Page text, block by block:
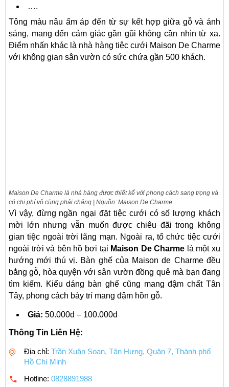
….
Tông màu nâu ấm áp đến từ sự kết hợp giữa gỗ và ánh
sáng, mang đến cảm giác gần gũi không cần nhìn từ xa.
Điểm nhấn khác là nhà hàng tiệc cưới Maison De Charme
với không gian sân vườn có sức chứa gần 500 khách.
Maison De Charme là nhà hàng được thiết kế với phong cách sang trọng và
có chi phí vô cùng phải chăng | Nguồn: Maison De Charme
Vì vậy, đừng ngần ngại đặt tiệc cưới có số lượng khách
mời lớn nhưng vẫn muốn được chiêu đãi trong không
gian tiệc ngoài trời lãng mạn. Ngoài ra, tổ chức tiệc cưới
ngoài trời và bên hồ bơi tại Maison De Charme là một xu
hướng mới thú vị. Bàn ghế của Maison de Charme đều
bằng gỗ, hòa quyện với sân vườn đồng quê mà bạn đang
tìm kiếm. Kiểu dáng bàn ghế cũng mang đậm chất Tân
Tây, phong cách bày trí mang đậm hồn gỗ.
Giá: 50.000đ – 100.000đ
Thông Tin Liên Hệ:
Địa chỉ: Trần Xuân Soạn, Tân Hưng, Quận 7, Thành phố
Hồ Chí Minh
Hotline: 0828891988